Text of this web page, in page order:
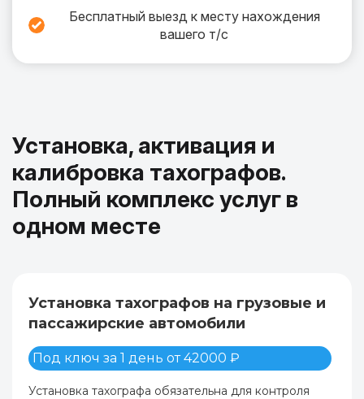
Бесплатный выезд к месту нахождения
вашего т/c
Установка, активация и
калибровка тахографов.
Полный комплекс услуг в
одном месте
Установка тахографов на грузовые и
пассажирские автомобили
Под ключ за 1 день от 42000 ₽
Установка тахографа обязательна для контроля